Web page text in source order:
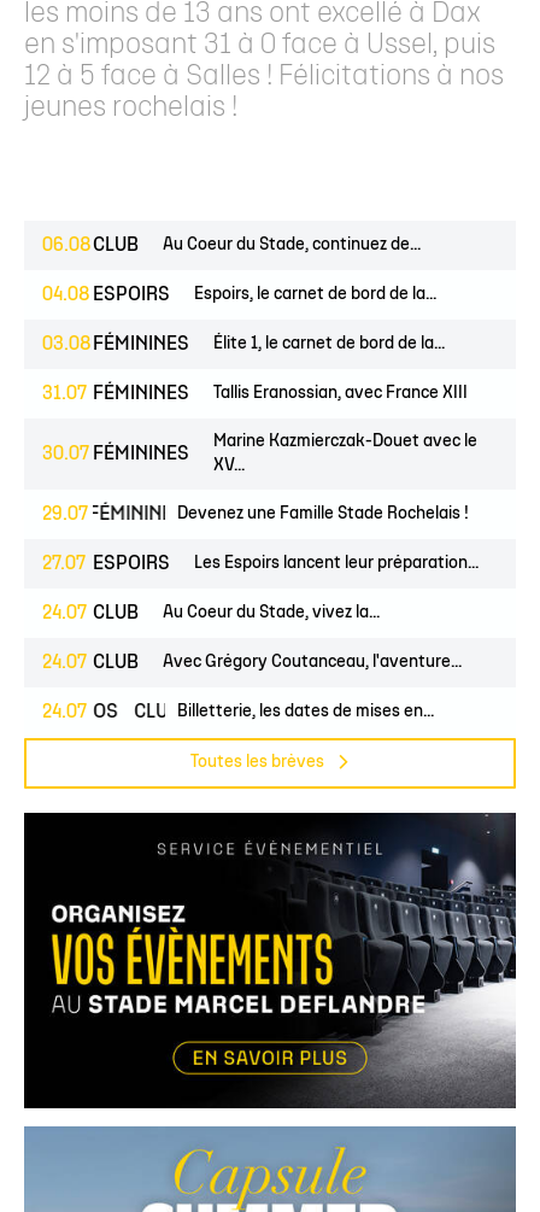
les moins de 13 ans ont excellé à Dax
en s'imposant 31 à 0 face à Ussel, puis
12 à 5 face à Salles ! Félicitations à nos
jeunes rochelais !
06.08CLUB Au Coeur du Stade, continuez de...
04.08 ESPOIRS Espoirs, le carnet de bord de la...
03.08 FÉMININES Élite 1, le carnet de bord de la...
31.07 FÉMININES Tallis Eranossian, avec France XIII
30.07 FÉMININES
Marine Kazmierczak-Douet avec le
XV...
29.07FÉMININES CLUB
Devenez une Famille Stade Rochelais !
27.07 ESPOIRS Les Espoirs lancent leur préparation...
24.07 CLUB Au Coeur du Stade, vivez la...
24.07 CLUB Avec Grégory Coutanceau, l'aventure...
24.07
PROS CLUB Billetterie, les dates de mises en...
Toutes les brèves